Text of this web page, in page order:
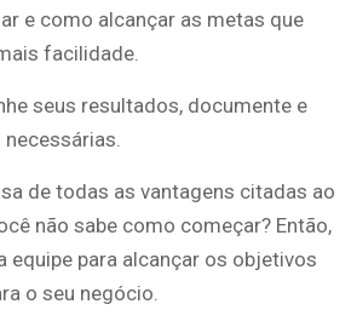
e como alcançar as metas que
facilidade.
seus resultados, documente e
de todas as vantagens citadas ao
não sabe como começar? Então,
equipe para alcançar os objetivos
o seu negócio.